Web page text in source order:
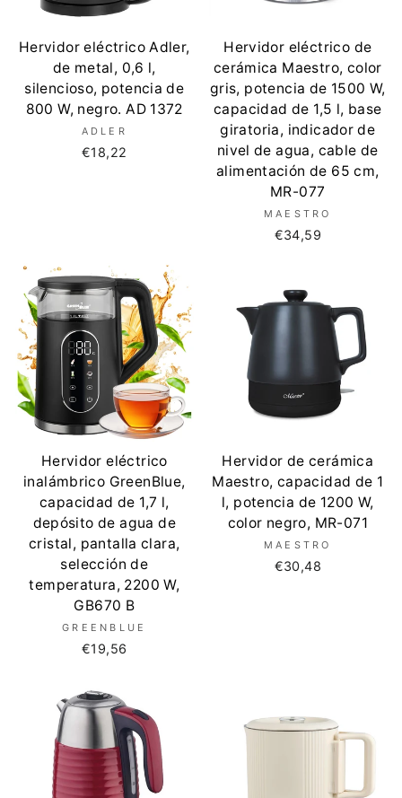
Hervidor eléctrico Adler,
de metal, 0,6 l,
silencioso, potencia de
800 W, negro. AD 1372
ADLER
€18,22
Hervidor eléctrico de
cerámica Maestro, color
gris, potencia de 1500 W,
capacidad de 1,5 l, base
giratoria, indicador de
nivel de agua, cable de
alimentación de 65 cm,
MR-077
MAESTRO
€34,59
Hervidor eléctrico
inalámbrico GreenBlue,
capacidad de 1,7 l,
depósito de agua de
cristal, pantalla clara,
selección de
temperatura, 2200 W,
GB670 B
GREENBLUE
€19,56
Hervidor de cerámica
Maestro, capacidad de 1
l, potencia de 1200 W,
color negro, MR-071
MAESTRO
€30,48